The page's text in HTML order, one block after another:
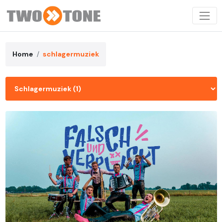
Home schlagermuziek